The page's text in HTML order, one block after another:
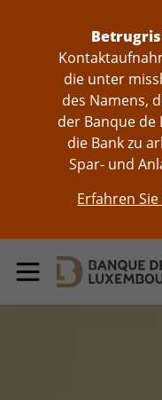
die unter
des Namens,
der Banque
die Bank zu
Spar- und
Erfahren